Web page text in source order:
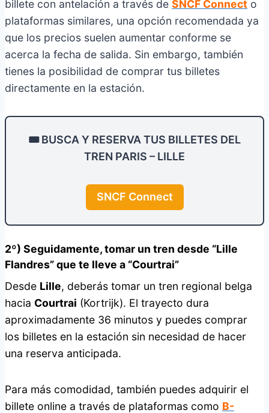
billete con antelación a través de SNCF Connect o
plataformas similares, una opción recomendada ya
que los precios suelen aumentar conforme se
acerca la fecha de salida. Sin embargo, también
tienes la posibilidad de comprar tus billetes
directamente en la estación.
🎟️ BUSCA Y RESERVA TUS BILLETES DEL
TREN PARIS – LILLE
SNCF Connect
2º) Seguidamente, tomar un tren desde “Lille
Flandres” que te lleve a “Courtrai”
Desde Lille, deberás tomar un tren regional belga
hacia Courtrai (Kortrijk). El trayecto dura
aproximadamente 36 minutos y puedes comprar
los billetes en la estación sin necesidad de hacer
una reserva anticipada.
Para más comodidad, también puedes adquirir el
billete online a través de plataformas como B-